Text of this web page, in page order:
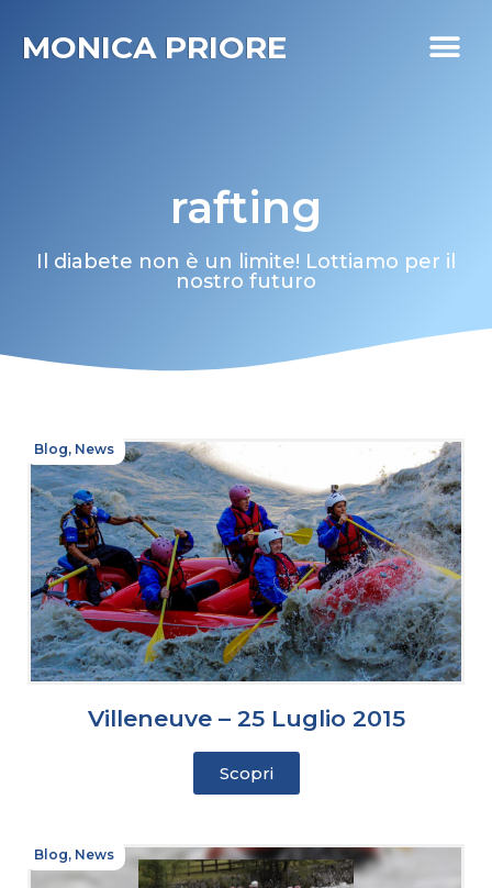
MONICA PRIORE
rafting
Il diabete non è un limite! Lottiamo per il
nostro futuro
Blog, News
Villeneuve – 25 Luglio 2015
Scopri
Blog, News